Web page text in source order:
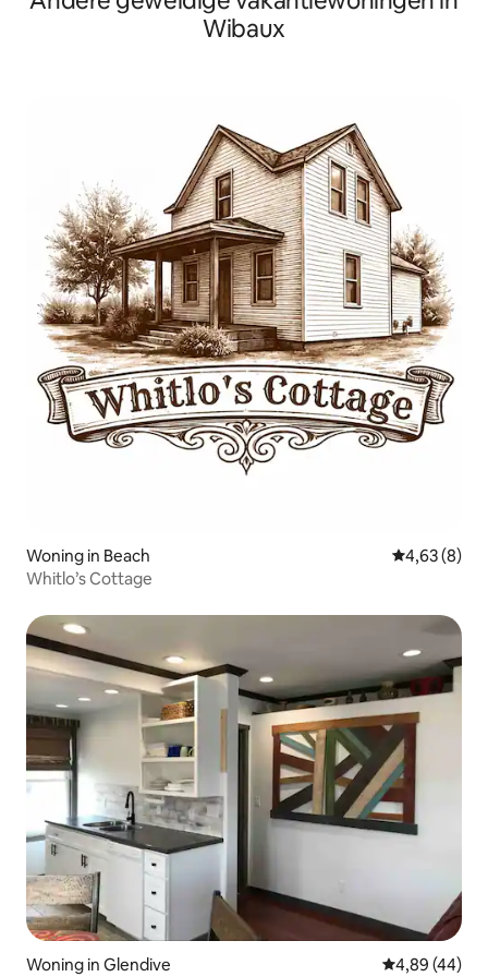
Wibaux
Woning in Beach Gemiddelde
4,63 (8)
Whitlo’s Cottage
Woning in Glendive Gemiddelde
4,89 (44)